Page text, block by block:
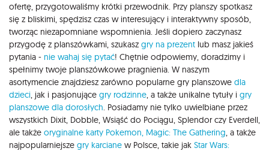
ofertę, przygotowaliśmy krótki przewodnik. Przy planszy spotkasz
się z bliskimi, spędzisz czas w interesujący i interaktywny sposób,
tworząc niezapomniane wspomnienia. Jeśli dopiero zaczynasz
przygodę z planszówkami, szukasz gry na prezent lub masz jakieś
pytania - nie wahaj się pytać! Chętnie odpowiemy, doradzimy i
spełnimy twoje planszówkowe pragnienia. W naszym
asortymencie znajdziesz zarówno popularne gry planszowe dla
dzieci, jak i pasjonujące gry rodzinne, a także unikalne tytuły i gry
planszowe dla dorosłych. Posiadamy nie tylko uwielbiane przez
wszystkich Dixit, Dobble, Wsiąść do Pociągu, Splendor czy Everdell,
ale także oryginalne karty Pokemon, Magic: The Gathering, a także
najpopularniejsze gry karciane w Polsce, takie jak Star Wars: